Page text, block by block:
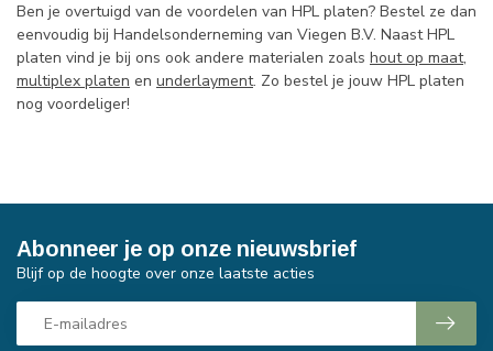
Ben je overtuigd van de voordelen van HPL platen? Bestel ze dan
eenvoudig bij Handelsonderneming van Viegen B.V. Naast HPL
platen vind je bij ons ook andere materialen zoals hout op maat,
multiplex platen en underlayment. Zo bestel je jouw HPL platen
nog voordeliger!
Abonneer je op onze nieuwsbrief
Blijf op de hoogte over onze laatste acties